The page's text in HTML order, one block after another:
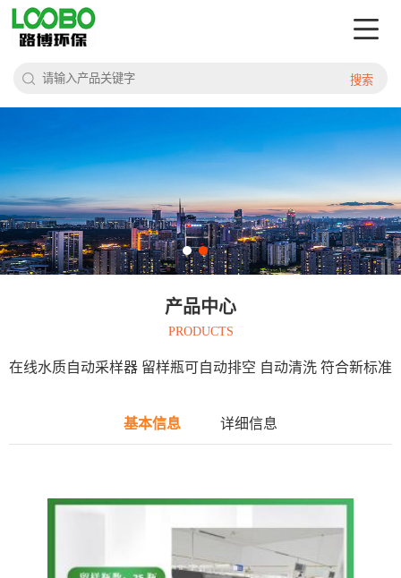
搜索
产品中心
PRODUCTS
在线水质自动采样器 留样瓶可自动排空 自动清洗 符合新标准
基本信息 详细信息